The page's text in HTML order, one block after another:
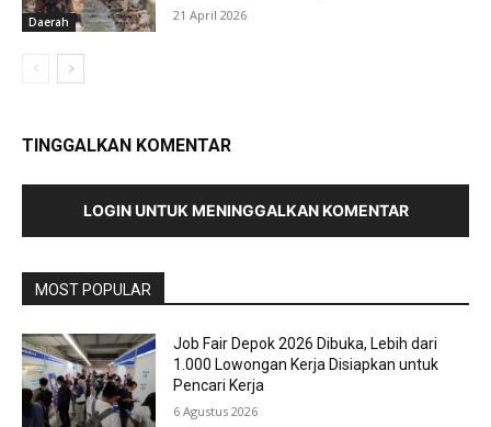
Daerah 21 April 2026
TINGGALKAN KOMENTAR
LOGIN UNTUK MENINGGALKAN KOMENTAR
MOST POPULAR
Job Fair Depok 2026 Dibuka, Lebih dari
1.000 Lowongan Kerja Disiapkan untuk
Pencari Kerja
6 Agustus 2026